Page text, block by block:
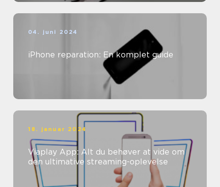
04. juni 2024
iPhone reparation: En komplet guide
18. januar 2024
Viaplay App: Alt du behøver at vide om
den ultimative streaming-oplevelse